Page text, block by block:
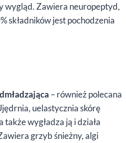
wygląd. Zawiera neuropeptyd,
składników jest pochodzenia
– również polecana
uelastycznia skórę
wygładza ją i działa
grzyb śnieżny, algi